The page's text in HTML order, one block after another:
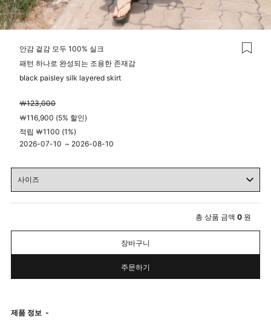
안감 겉감 모두 100% 실크
패턴 하나로 완성되는 조용한 존재감
black paisley silk layered skirt
￦123,000
￦116,900 (5% 할인)
적립 ￦1100 (1%)
2026-07-10 ~ 2026-08-10
총 상품 금액 0 원
장바구니
주문하기
제품 정보 -